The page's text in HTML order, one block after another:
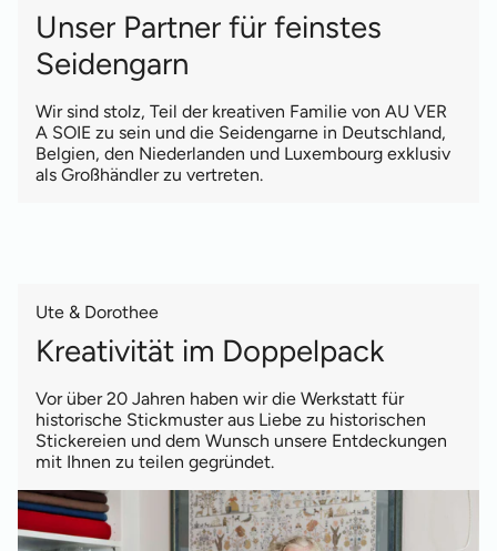
Unser Partner für feinstes
Seidengarn
Wir sind stolz, Teil der kreativen Familie von AU VER
A SOIE zu sein und die Seidengarne in Deutschland,
Belgien, den Niederlanden und Luxembourg exklusiv
als Großhändler zu vertreten.
Ute & Dorothee
Kreativität im Doppelpack
Vor über 20 Jahren haben wir die Werkstatt für
historische Stickmuster aus Liebe zu historischen
Stickereien und dem Wunsch unsere Entdeckungen
mit Ihnen zu teilen gegründet.